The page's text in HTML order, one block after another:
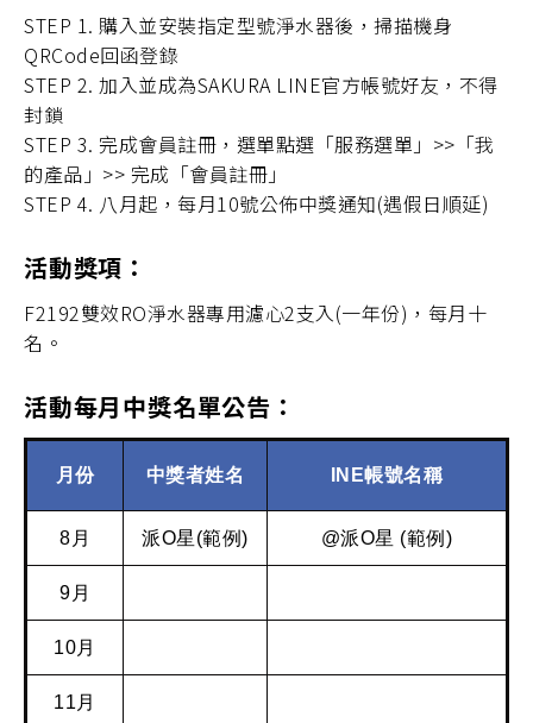
STEP 1. 購入並安裝指定型號淨水器後，掃描機身
QRCode回函登錄
STEP 2. 加入並成為SAKURA LINE官方帳號好友，不得
封鎖
STEP 3. 完成會員註冊，選單點選「服務選單」>>「我
的產品」>> 完成「會員註冊」
STEP 4. 八月起，每月10號公佈中獎通知(遇假日順延)
活動獎項：
F2192雙效RO淨水器專用濾心2支入(一年份)，每月十
名。
活動每月中獎名單公告：
月份 中獎者姓名 INE帳號名稱
8月 派O星(範例) @派O星 (範例)
9月
10月
11月